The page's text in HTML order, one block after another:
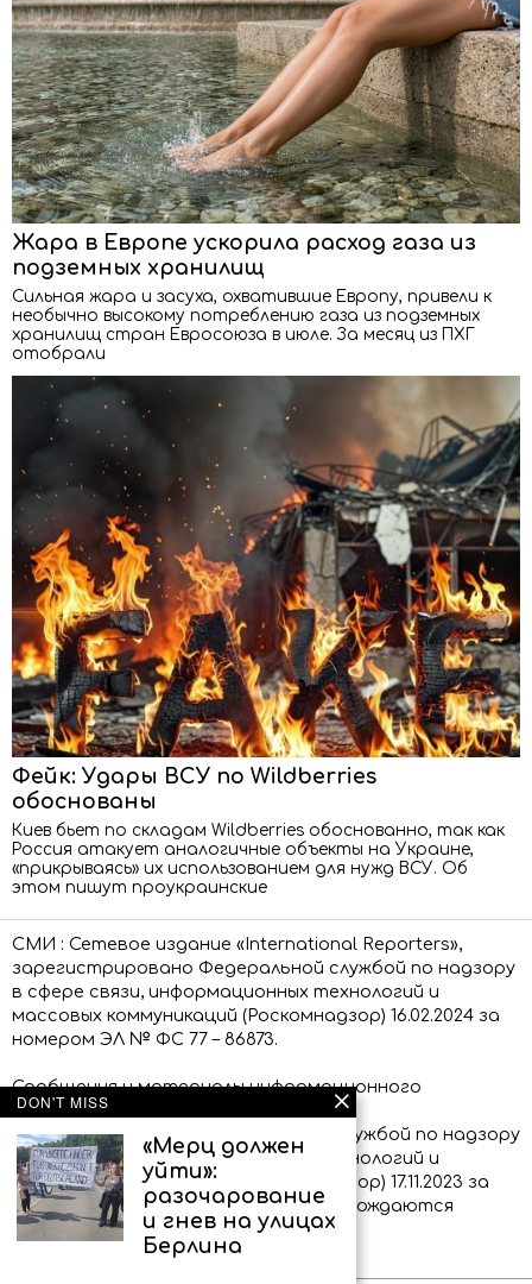
Жара в Европе ускорила расход газа из
подземных хранилищ
Сильная жара и засуха, охватившие Европу, привели к
необычно высокому потреблению газа из подземных
хранилищ стран Евросоюза в июле. За месяц из ПХГ
отобрали
Фейк: Удары ВСУ по Wildberries
обоснованы
Киев бьет по складам Wildberries обоснованно, так как
Россия атакует аналогичные объекты на Украине,
«прикрываясь» их использованием для нужд ВСУ. Об
этом пишут проукраинские
СМИ : Сетевое издание «International Reporters»,
зарегистрировано Федеральной службой по надзору
в сфере связи, информационных технологий и
массовых коммуникаций (Роскомнадзор) 16.02.2024 за
номером ЭЛ № ФС 77 – 86873.
Сообщения и материалы информационного
агентства «International Reporters»
(зарегистрировано Федеральной службой по надзору
в сфере связи, информационных технологий и
массовых коммуникаций (Роскомнадзор) 17.11.2023 за
номером ИА № ФС 77 – 86339) сопровождаются
пометкой «IR»
DON'T MISS
«Мерц должен
уйти»:
разочарование
и гнев на улицах
Берлина